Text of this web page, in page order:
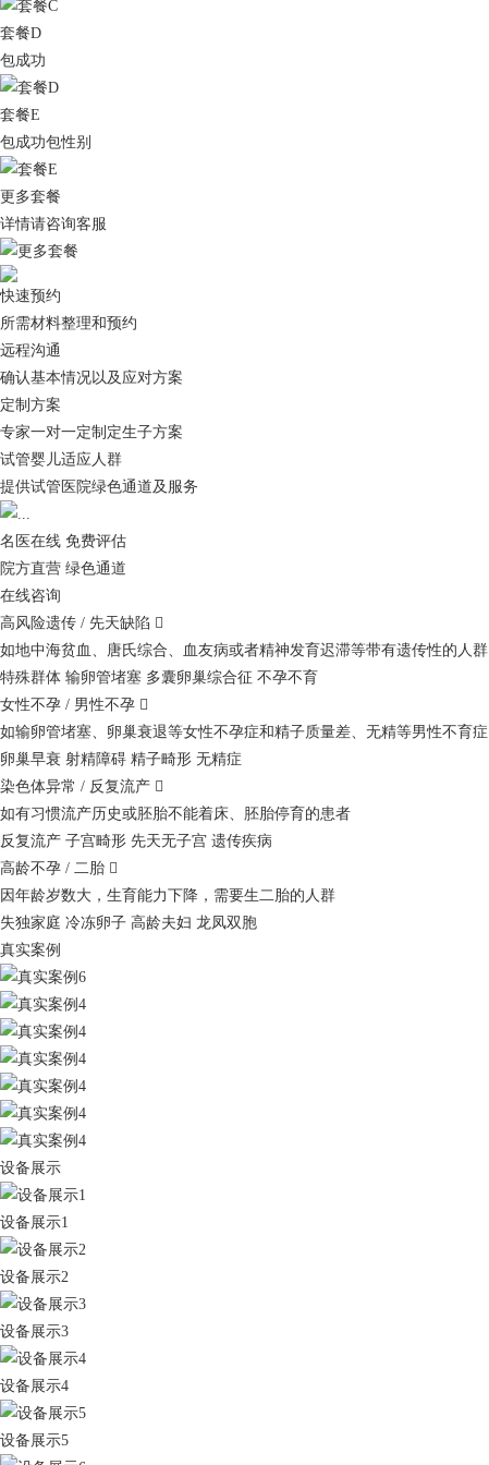
套餐D
包成功
套餐E
包成功包性别
更多套餐
详情请咨询客服
快速预约
所需材料整理和预约
远程沟通
确认基本情况以及应对方案
定制方案
专家一对一定制定生子方案
试管婴儿适应人群
提供试管医院绿色通道及服务
名医在线 免费评估
院方直营 绿色通道
在线咨询
高风险遗传 / 先天缺陷 
如地中海贫血、唐氏综合、血友病或者精神发育迟滞等带有遗传性的人群
特殊群体 输卵管堵塞 多囊卵巢综合征 不孕不育
女性不孕 / 男性不孕 
如输卵管堵塞、卵巢衰退等女性不孕症和精子质量差、无精等男性不育症
卵巢早衰 射精障碍 精子畸形 无精症
染色体异常 / 反复流产 
如有习惯流产历史或胚胎不能着床、胚胎停育的患者
反复流产 子宫畸形 先天无子宫 遗传疾病
高龄不孕 / 二胎 
因年龄岁数大，生育能力下降，需要生二胎的人群
失独家庭 冷冻卵子 高龄夫妇 龙凤双胞
真实案例
设备展示
设备展示1
设备展示2
设备展示3
设备展示4
设备展示5